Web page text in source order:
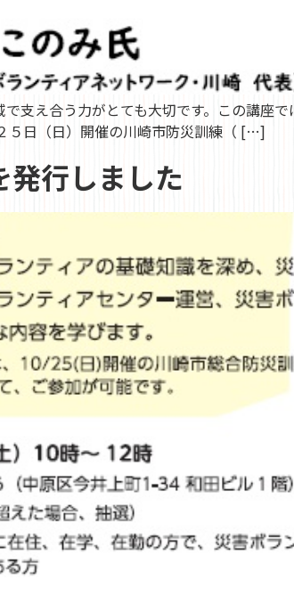
支え合う力がとても大切です。この講座
５日（日）開催の川崎市防災訓練（ […]
発行しました